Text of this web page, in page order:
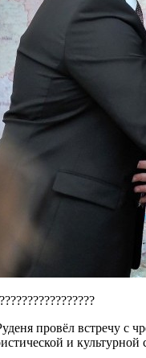
провёл встречу
и культурной